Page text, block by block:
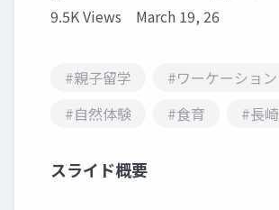
9.5K Views March 19, 26
#親子留学
#ワーケーション
#自然体験
#食育 #長崎
スライド概要